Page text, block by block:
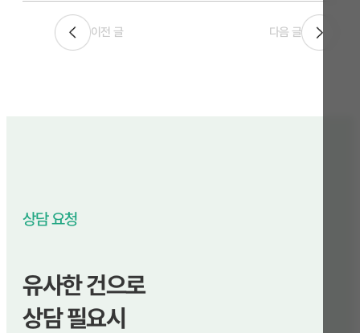
이전 글 다음 글
상담 요청
유사한 건으로
상담 필요시